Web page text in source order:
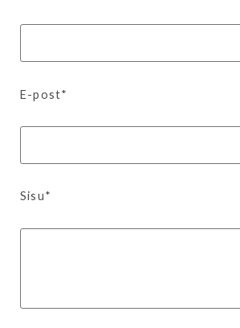
E-post*
Sisu*